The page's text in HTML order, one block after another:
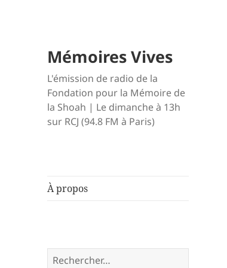
Mémoires Vives
L'émission de radio de la
Fondation pour la Mémoire de
la Shoah | Le dimanche à 13h
sur RCJ (94.8 FM à Paris)
À propos
Rechercher :